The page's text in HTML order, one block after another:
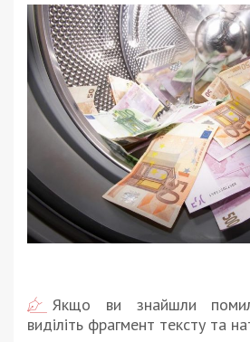
Якщо ви знайшли
виділіть фрагмент тексту та